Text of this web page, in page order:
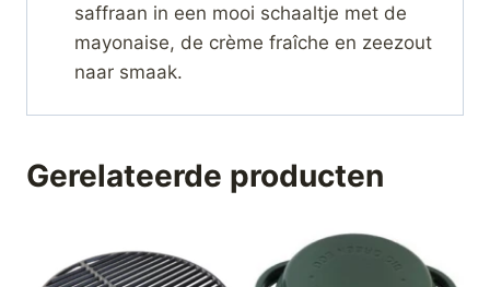
saffraan in een mooi schaaltje met de
mayonaise, de crème fraîche en zeezout
naar smaak.
Gerelateerde producten